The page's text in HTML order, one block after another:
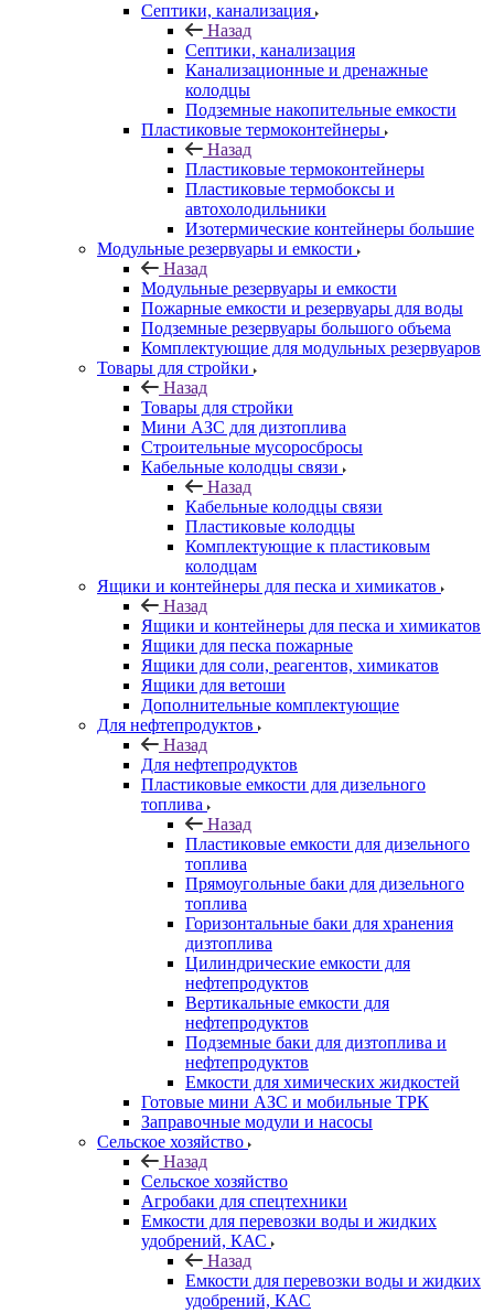
Септики, канализация
Назад
Септики, канализация
Канализационные и дренажные
колодцы
Подземные накопительные емкости
Пластиковые термоконтейнеры
Назад
Пластиковые термоконтейнеры
Пластиковые термобоксы и
автохолодильники
Изотермические контейнеры большие
Модульные резервуары и емкости
Назад
Модульные резервуары и емкости
Пожарные емкости и резервуары для воды
Подземные резервуары большого объема
Комплектующие для модульных резервуаров
Товары для стройки
Назад
Товары для стройки
Мини АЗС для дизтоплива
Строительные мусоросбросы
Кабельные колодцы связи
Назад
Кабельные колодцы связи
Пластиковые колодцы
Комплектующие к пластиковым
колодцам
Ящики и контейнеры для песка и химикатов
Назад
Ящики и контейнеры для песка и химикатов
Ящики для песка пожарные
Ящики для соли, реагентов, химикатов
Ящики для ветоши
Дополнительные комплектующие
Для нефтепродуктов
Назад
Для нефтепродуктов
Пластиковые емкости для дизельного
топлива
Назад
Пластиковые емкости для дизельного
топлива
Прямоугольные баки для дизельного
топлива
Горизонтальные баки для хранения
дизтоплива
Цилиндрические емкости для
нефтепродуктов
Вертикальные емкости для
нефтепродуктов
Подземные баки для дизтоплива и
нефтепродуктов
Емкости для химических жидкостей
Готовые мини АЗС и мобильные ТРК
Заправочные модули и насосы
Сельское хозяйство
Назад
Сельское хозяйство
Агробаки для спецтехники
Емкости для перевозки воды и жидких
удобрений, КАС
Назад
Емкости для перевозки воды и жидких
удобрений, КАС